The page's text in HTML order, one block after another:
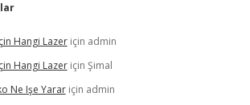
Hangi Lazeriçin admin
Hangi Lazeriçin Şimal
Ne Işe Yarariçin admin